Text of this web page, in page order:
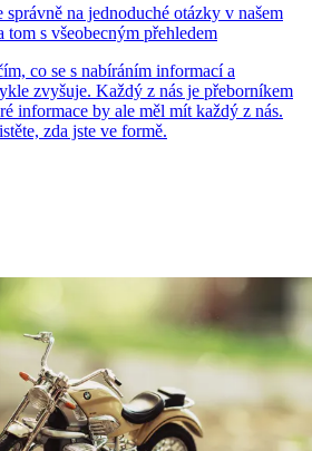
na jednoduché otázky v našem
tom s všeobecným přehledem
co se s nabíráním informací a
zvyšuje. Každý z nás je přeborníkem
informace by ale měl mít každý z nás.
zda jste ve formě.